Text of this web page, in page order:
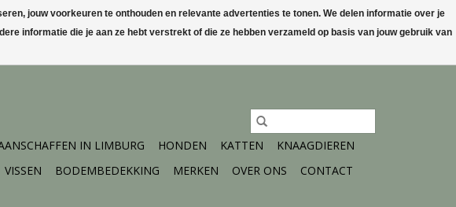
Mijn account / Registreren
IN LIMBURG HONDEN KATTEN
KNAAGDIEREN
VISSEN BODEMBEDEKKING MERKEN OVER ONS
CONTACT
jouw voorkeuren te onthouden en relevante advertenties te tonen. We delen informatie over je
informatie die je aan ze hebt verstrekt of die ze hebben verzameld op basis van jouw gebruik van